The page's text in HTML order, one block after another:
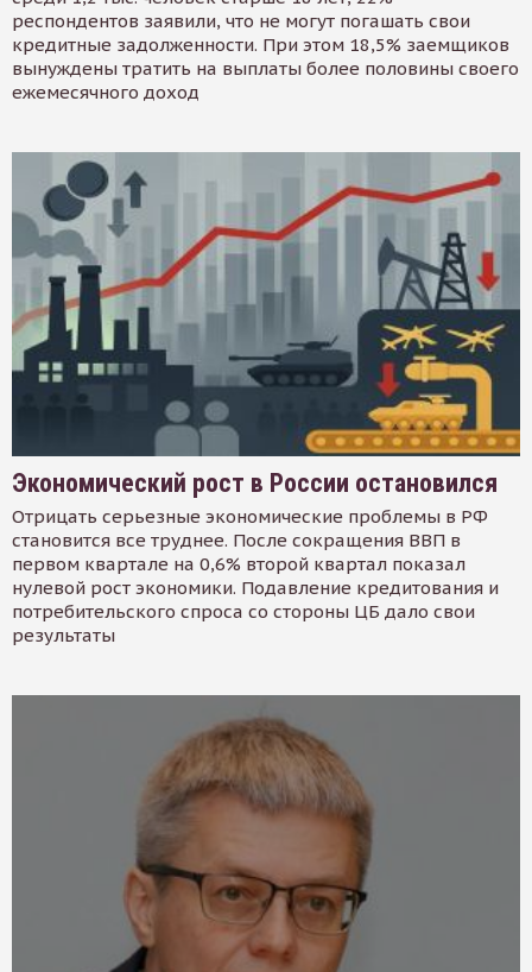
респондентов заявили, что не могут погашать свои
кредитные задолженности. При этом 18,5% заемщиков
вынуждены тратить на выплаты более половины своего
ежемесячного доход
Экономический рост в России остановился
Отрицать серьезные экономические проблемы в РФ
становится все труднее. После сокращения ВВП в
первом квартале на 0,6% второй квартал показал
нулевой рост экономики. Подавление кредитования и
потребительского спроса со стороны ЦБ дало свои
результаты